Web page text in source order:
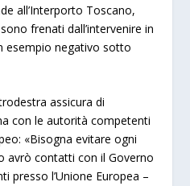
all’Interporto Toscano,
frenati dall’intervenire in
esempio negativo sotto
assicura di
con le autorità competenti
«Bisogna evitare ogni
avrò contatti con il Governo
presso l’Unione Europea –